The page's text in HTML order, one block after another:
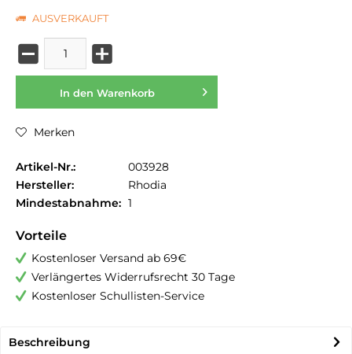
AUSVERKAUFT
In den Warenkorb
Merken
Artikel-Nr.:
003928
Hersteller:
Rhodia
Mindestabnahme: 1
Vorteile
Kostenloser Versand ab 69€
Verlängertes Widerrufsrecht 30 Tage
Kostenloser Schullisten-Service
Beschreibung